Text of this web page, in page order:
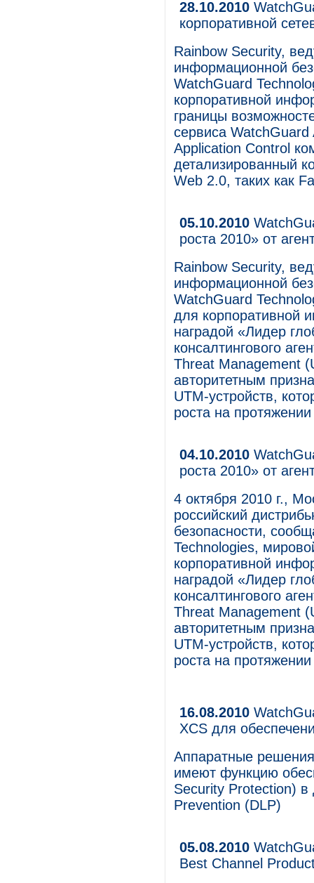
28.10.2010
корпоративной
Rainbow Security,
информационной
WatchGuard
корпоративной
границы
сервиса
Application Control
детализированный
Web 2.0, таких как
05.10.2010
роста 2010» от
Rainbow Security,
информационной
WatchGuard
для корпоративной
наградой «Лидер
консалтингового
Threat Management
авторитетным
UTM-устройств,
роста на
04.10.2010
роста 2010» от
4 октября 2010 г.,
российский
безопасности,
Technologies,
корпоративной
наградой «Лидер
консалтингового
Threat Management
авторитетным
UTM-устройств,
роста на
16.08.2010
XCS для
Аппаратные
имеют функцию
Security Protection)
Prevention (DLP)
05.08.2010
Best Channel